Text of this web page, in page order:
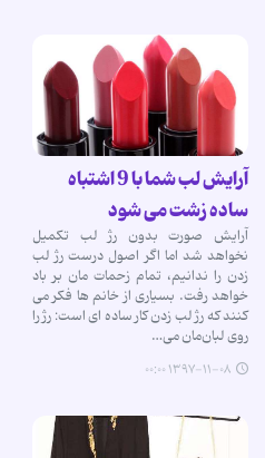
آرایش لب شما با 9 اشتباه
ساده زشت می شود
آرایش صورت بدون رژ لب تکمیل
نخواهد شد اما اگر اصول درست رژ لب
زدن را ندانیم، تمام زحمات مان بر باد
خواهد رفت. بسیاری از خانم ها فکر می
کنند که رژ لب زدن کار ساده ای است: رژ را
روی لبان‌مان می…
۱۳۹۷-۱۱-۰۸ ۰۰:۰۰